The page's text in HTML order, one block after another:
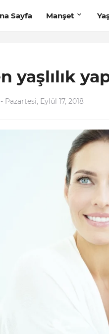
Sayfa Manşet
yaşlılık
- Pazartesi, Eylül 17, 2018